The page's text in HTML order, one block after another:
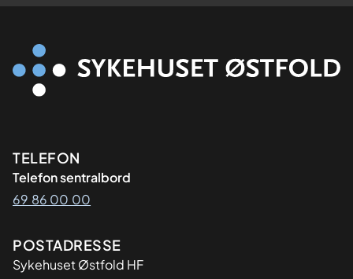
Kontaktinformasjon
TELEFON
Telefon sentralbord
69 86 00 00
Adresse
POSTADRESSE
Sykehuset Østfold HF